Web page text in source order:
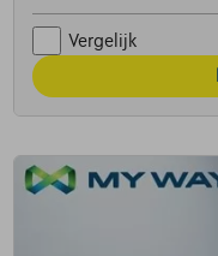
Vergelijk